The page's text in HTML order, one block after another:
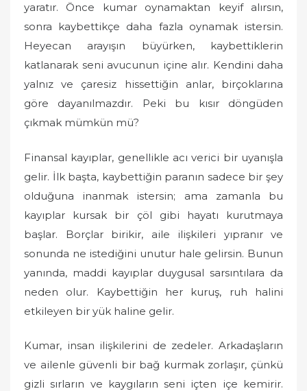
yaratır. Önce kumar oynamaktan keyif alırsın,
sonra kaybettikçe daha fazla oynamak istersin.
Heyecan arayışın büyürken, kaybettiklerin
katlanarak seni avucunun içine alır. Kendini daha
yalnız ve çaresiz hissettiğin anlar, birçoklarına
göre dayanılmazdır. Peki bu kısır döngüden
çıkmak mümkün mü?
Finansal kayıplar, genellikle acı verici bir uyanışla
gelir. İlk başta, kaybettiğin paranın sadece bir şey
olduğuna inanmak istersin; ama zamanla bu
kayıplar kursak bir çöl gibi hayatı kurutmaya
başlar. Borçlar birikir, aile ilişkileri yıpranır ve
sonunda ne istediğini unutur hale gelirsin. Bunun
yanında, maddi kayıplar duygusal sarsıntılara da
neden olur. Kaybettiğin her kuruş, ruh halini
etkileyen bir yük haline gelir.
Kumar, insan ilişkilerini de zedeler. Arkadaşların
ve ailenle güvenli bir bağ kurmak zorlaşır, çünkü
gizli sırların ve kaygıların seni içten içe kemirir.